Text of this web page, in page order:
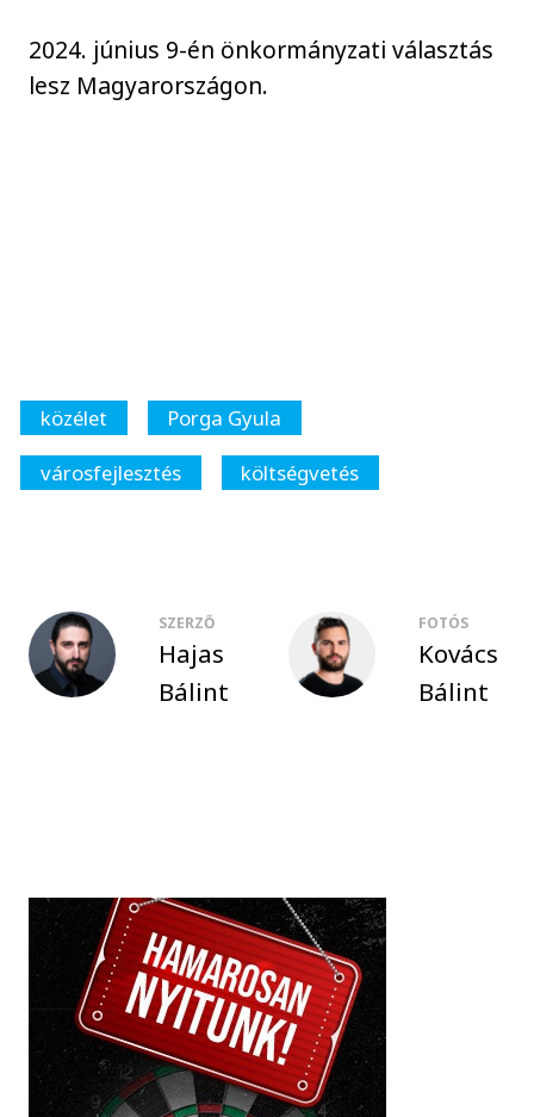
2024. június 9-én önkormányzati választás
lesz Magyarországon.
közélet
Porga Gyula
városfejlesztés
költségvetés
SZERZŐ
Hajas
Bálint
FOTÓS
Kovács
Bálint